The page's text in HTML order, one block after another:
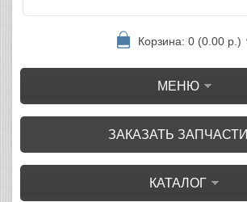
Корзина: 0 (0.00 р.)
МЕНЮ
ЗАКАЗАТЬ ЗАПЧАСТИ
КАТАЛОГ